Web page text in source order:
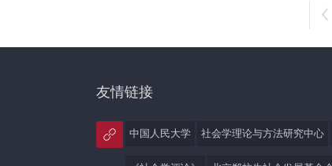
友情链接
中国人民大学 社会学理论与方法研究中心